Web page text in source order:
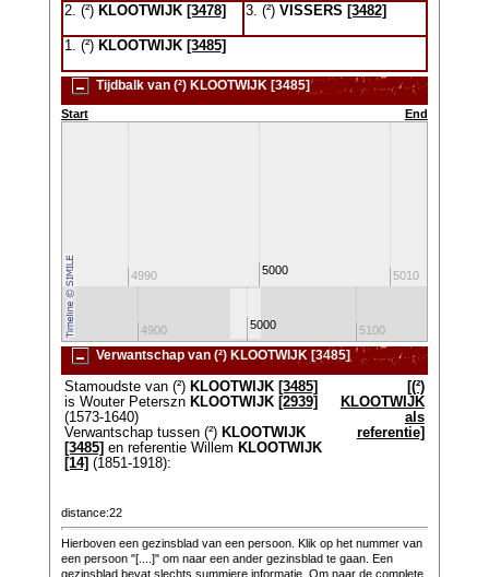
2. (²) KLOOTWIJK [3478] 3. (²) VISSERS [3482]
1. (²) KLOOTWIJK [3485]
Tijdbalk van (²) KLOOTWIJK [3485]
Start End
4990 5000 5010
4900 5000 5100
Verwantschap van (²) KLOOTWIJK [3485]
Stamoudste van (²) KLOOTWIJK [3485]
is Wouter Peterszn KLOOTWIJK [2939]
(1573-1640)
Verwantschap tussen (²) KLOOTWIJK
[3485] en referentie Willem KLOOTWIJK
[14] (1851-1918):
[(²)
KLOOTWIJK
als
referentie]
distance:22
Hierboven een gezinsblad van een persoon. Klik op het nummer van
een persoon "[....]" om naar een ander gezinsblad te gaan. Een
gezinsblad bevat slechts summiere informatie. Om naar de complete